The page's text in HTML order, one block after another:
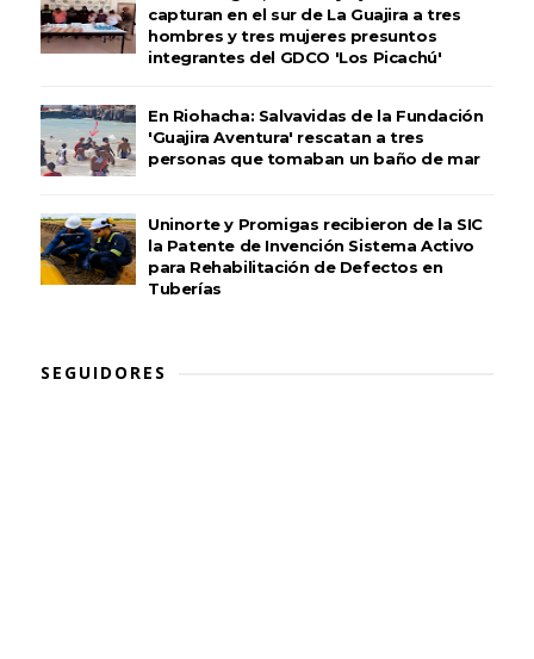
capturan en el sur de La Guajira a tres
hombres y tres mujeres presuntos
integrantes del GDCO 'Los Picachú'
En Riohacha: Salvavidas de la Fundación
'Guajira Aventura' rescatan a tres
personas que tomaban un baño de mar
Uninorte y Promigas recibieron de la SIC
la Patente de Invención Sistema Activo
para Rehabilitación de Defectos en
Tuberías
SEGUIDORES